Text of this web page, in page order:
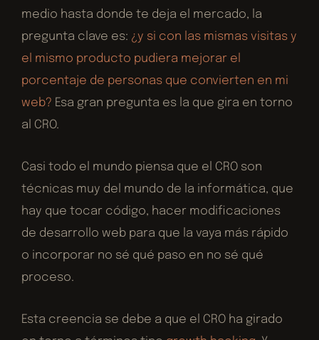
medio hasta donde te deja el mercado, la
pregunta clave es: ¿y si con las mismas visitas y
el mismo producto pudiera mejorar el
porcentaje de personas que convierten en mi
web? Esa gran pregunta es la que gira en torno
al CRO.
Casi todo el mundo piensa que el CRO son
técnicas muy del mundo de la informática, que
hay que tocar código, hacer modificaciones
de desarrollo web para que la vaya más rápido
o incorporar no sé qué paso en no sé qué
proceso.
Esta creencia se debe a que el CRO ha girado